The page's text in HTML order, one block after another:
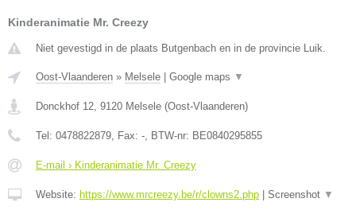
Kinderanimatie Mr. Creezy
Niet gevestigd in de plaats Butgenbach en in de provincie Luik.
Oost-Vlaanderen » Melsele Google maps ▼
Donckhof 12, 9120 Melsele (Oost-Vlaanderen)
Tel: 0478822879, Fax: -, BTW-nr: BE0840295855
E-mail › Kinderanimatie Mr. Creezy
Website: https://www.mrcreezy.be/r/clowns2.php Screenshot ▼